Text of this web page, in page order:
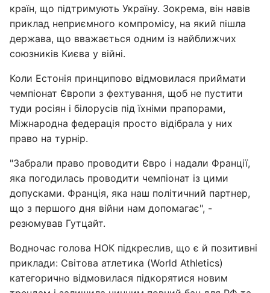
країн, що підтримують Україну. Зокрема, він навів
приклад неприємного компромісу, на який пішла
держава, що вважається одним із найближчих
союзників Києва у війні.
Коли Естонія принципово відмовилася приймати
чемпіонат Європи з фехтування, щоб не пустити
туди росіян і білорусів під їхніми прапорами,
Міжнародна федерація просто відібрала у них
право на турнір.
"Забрали право проводити Євро і надали Франції,
яка погодилась проводити чемпіонат із цими
допусками. Франція, яка наш політичний партнер,
що з першого дня війни нам допомагає", -
резюмував Гутцайт.
Водночас голова НОК підкреслив, що є й позитивні
приклади: Світова атлетика (World Athletics)
категорично відмовилася підкорятися новим